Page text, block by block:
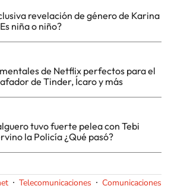
revelación de género de Karina
niña o niño?
de Netflix perfectos para el
de Tinder, Ícaro y más
tuvo fuerte pelea con Tebi
la Policía ¿Qué pasó?
Telecomunicaciones Comunicaciones